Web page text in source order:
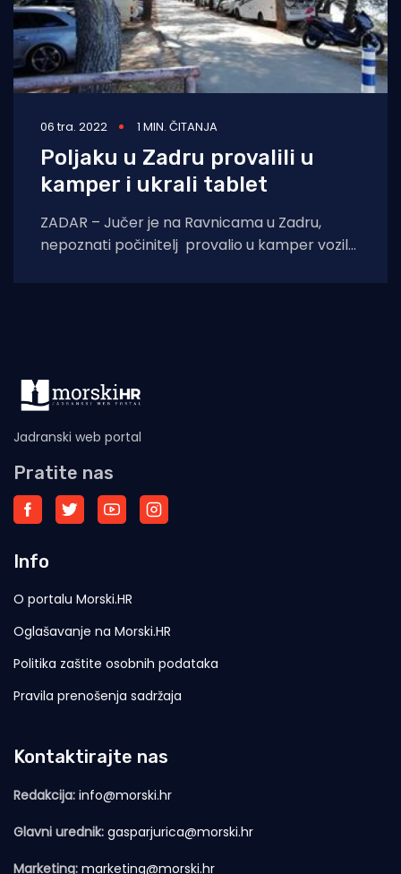
06 tra. 2022 1 MIN. ČITANJA
Poljaku u Zadru provalili u
kamper i ukrali tablet
ZADAR – Jučer je na Ravnicama u Zadru,
nepoznati počinitelj provalio u kamper vozilo
Jadranski web portal
Pratite nas
Info
O portalu Morski.HR
Oglašavanje na Morski.HR
Politika zaštite osobnih podataka
Pravila prenošenja sadržaja
Kontaktirajte nas
Redakcija: info@morski.hr
Glavni urednik: gasparjurica@morski.hr
Marketing: marketing@morski.hr